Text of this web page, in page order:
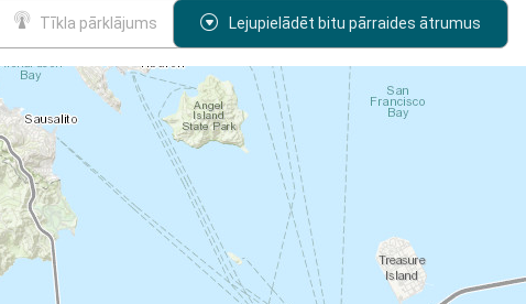
Tīkla pārklājums Lejupielādēt bitu pārraides ātrumus